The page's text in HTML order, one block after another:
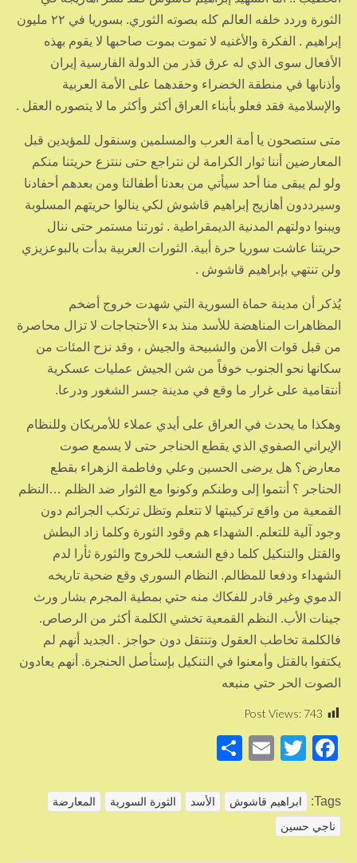
الثورة وردد خلفه العالم كله بصوته الثوري. بسوريا في ٢٢ مليون
إبراهيم . الفكرة والأغنيه لا تموت بموت صاحبها لا يقوم بهذه
الأفعال سوى الذي له عرق قذر من الدولة الفارسية إيران
وأذنابها في منطقة الخضراء وحقدهما على الأمة العربية
والإسلامية فقد فعلو بأبناء العراق أكثر وأكثر ما لا يتصوره العقل .
متى ستصحون يا أمة العرب والمسلمين وسنقول للمؤيدين قبل
المعارضين أننا ثوار الكرامة لن نتراجع حتى ننتزع حريتنا منكم
ولو لم يبقى منا أحد سيأتي من بعدنا أطفالنا ومن بعدهم أحفادنا
وسيرددون أهازيج إبراهيم قاشوش لكي ينالوا حريتهم المسلوبة
ويبنوا دولتهم المدنية الديمقراطية . ثورتنا مستمر حتى ننال
حريتنا عاشت سوريا حرة أبية. الثورات العربية بدأت بالبوعزيزي
ولن تنتهي بإبراهيم قاشوش .
يُذكر أن مدينة حماة السورية التي شهدت خروج أضخم
المظاهرات المناهضة للأسد منذ بدء الأحتجاجات لا تزال محاصرة
من قبل قوات الأمن والشبيحة والجيش ، وقد نزح المئات من
سكانها نحو الجنوب خوفاً من شن الجيش عمليات عسكرية
أنتقامية على غرار ما وقع في مدينة جسر الشغور ودرعا.
وهكذا ما يحدث في العراق على أيدي عملاء للأمريكان وللنظام
الإيراني الصفوي الذي يقطع الحناجر حتى لا يسمع صوت
معارض؟ هل يرضى الحسين وعلي وفاطمة الزهراء بقطع
الحناجر ؟ أنتموا إلى وطنكم وكونوا مع الثوار ضد الظلم …النظم
القمعية من واقع تركيبتها لا تتعلم وتظل ترتكب الجرائم دون
وجود آلية للتعلم. الشهداء هم وقود الثورة وكلما زاد البطش
والقتل والتنكيل كلما دفع الشعب للخروج والثورة ثأرا لدم
الشهداء ودفعا للمظالم. النظام السوري وقع ضحية تاريخه
الدموي وغير قادر للفكاك منه حتي بمطية المجرم بشار ورث
جينات الأب. النظم القمعية تخشي الكلمة أكثر من الرصاص.
فالكلمة تخاطب العقول وتنتقل دون حواجز . الجديد أنهم لم
يكتفوا بالقتل وأمعنوا في التنكيل بإستأصل الحنجرة. أنهم يعادون
الصوت الحر حتي منبعه
Post Views: 743
F
c
e
T
tt
er
E
ail
ar
Tags: ابراهيم قاشوش الأسد الثورة السورية
المعارضة
ناجي حسين